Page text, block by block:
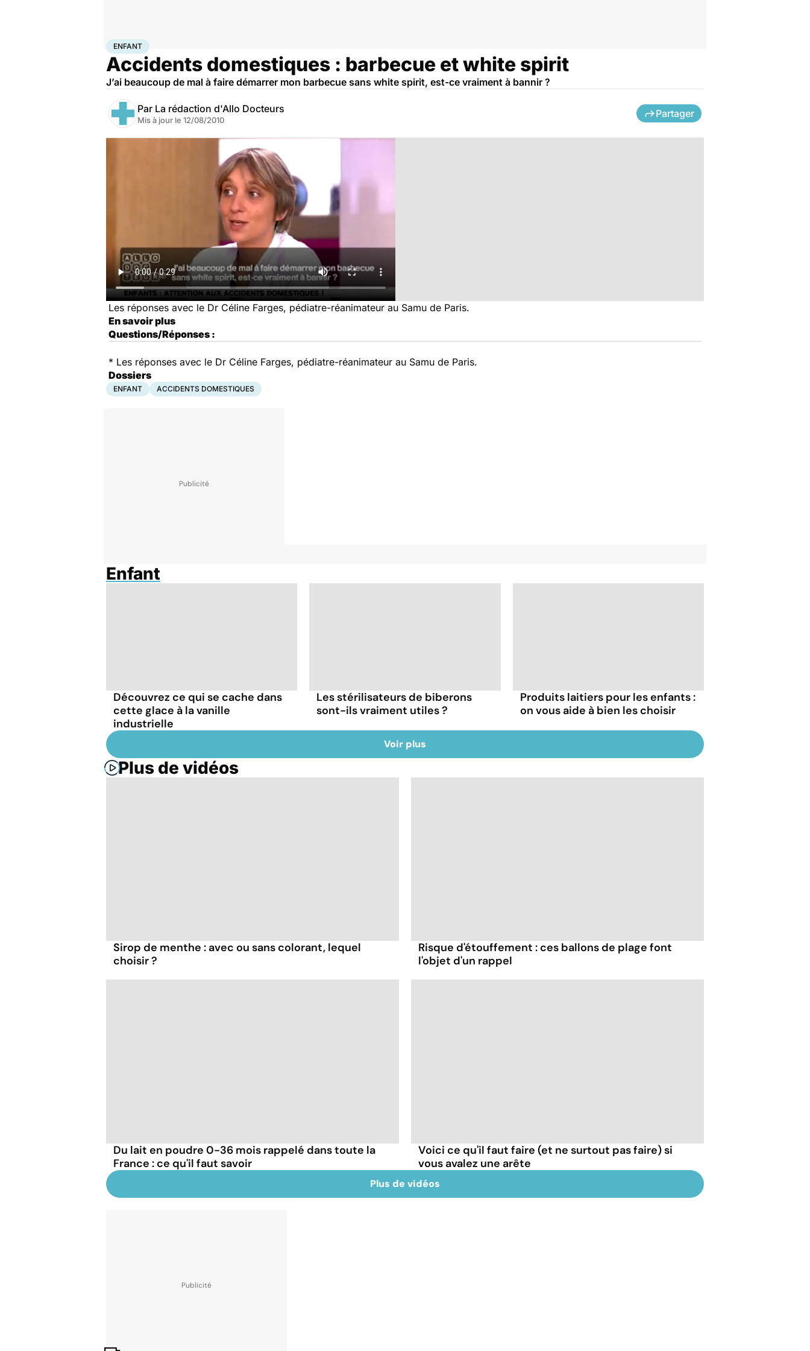
AccueilFamille
ENFANT
Accidents domestiques : barbecue et white spirit
J’ai beaucoup de mal à faire démarrer mon barbecue sans white spirit, est-ce vraiment à bannir ?
Par La rédaction d'Allo Docteurs
Mis à jour le 12/08/2010
Partager
Les réponses avec le Dr Céline Farges, pédiatre-réanimateur au Samu de Paris.
En savoir plus
Questions/Réponses :
* Les réponses avec le Dr Céline Farges, pédiatre-réanimateur au Samu de Paris.
Dossiers
ENFANT ACCIDENTS DOMESTIQUES
Enfant
Découvrez ce qui se cache dans
cette glace à la vanille
industrielle
Les stérilisateurs de biberons
sont-ils vraiment utiles ?
Produits laitiers pour les enfants :
on vous aide à bien les choisir
Voir plus
Plus de vidéos
Sirop de menthe : avec ou sans colorant, lequel
choisir ?
Risque d'étouffement : ces ballons de plage font
l'objet d'un rappel
Du lait en poudre 0-36 mois rappelé dans toute la
France : ce qu'il faut savoir
Voici ce qu'il faut faire (et ne surtout pas faire) si
vous avalez une arête
Plus de vidéos